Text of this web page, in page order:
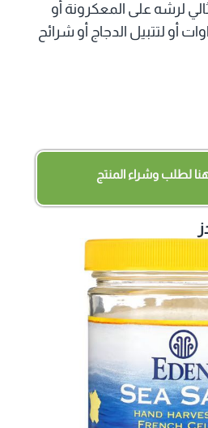
لرشه على المعكرونة أو
أو لتتبيل الدجاج أو شرائح
لطلب وشراء المنتج